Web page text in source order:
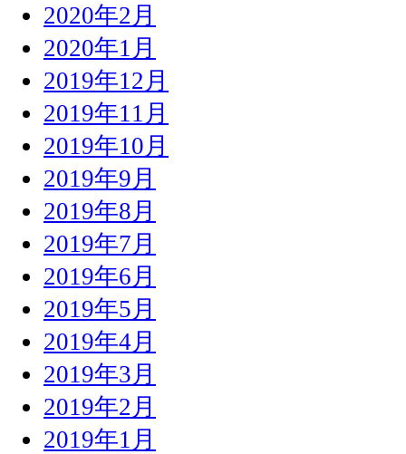
2020年2月
2020年1月
2019年12月
2019年11月
2019年10月
2019年9月
2019年8月
2019年7月
2019年6月
2019年5月
2019年4月
2019年3月
2019年2月
2019年1月